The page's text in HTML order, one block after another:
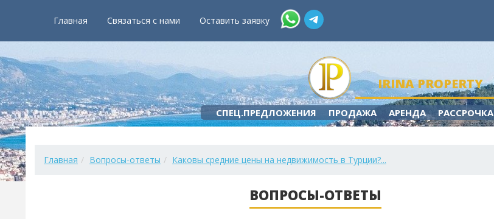
Главная Связаться с нами Оставить заявку
IRINA PROPERTY
СПЕЦ.ПРЕДЛОЖЕНИЯ ПРОДАЖА АРЕНДА РАССРОЧКА
Главная Вопросы-ответы Каковы средние цены на недвижимость в Турции?...
ВОПРОСЫ-ОТВЕТЫ